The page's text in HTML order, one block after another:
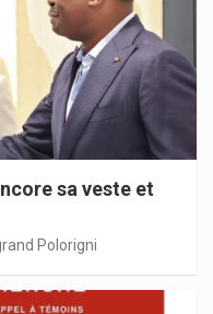
sa veste et
Polorigni